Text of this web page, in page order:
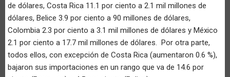
de dólares, Costa Rica 11.1 por ciento a 2.1 mil millones de
dólares, Belice 3.9 por ciento a 90 millones de dólares,
Colombia 2.3 por ciento a 3.1 mil millones de dólares y México
2.1 por ciento a 17.7 mil millones de dólares. Por otra parte,
todos ellos, con excepción de Costa Rica (aumentaron 0.6 %),
bajaron sus importaciones en un rango que va de 14.6 por